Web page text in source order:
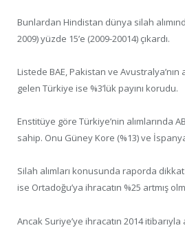
Bunlardan Hindistan dünya silah
2009) yüzde 15’e (2009-20014) çıkardı.
Listede BAE, Pakistan ve Avustralya’nın
gelen Türkiye ise %3’lük payını korudu.
Enstitüye göre Türkiye’nin alımlarında
sahip. Onu Güney Kore (%13) ve
Silah alımları konusunda raporda
ise Ortadoğu’ya ihracatın %25 artmış
Ancak Suriye’ye ihracatın 2014